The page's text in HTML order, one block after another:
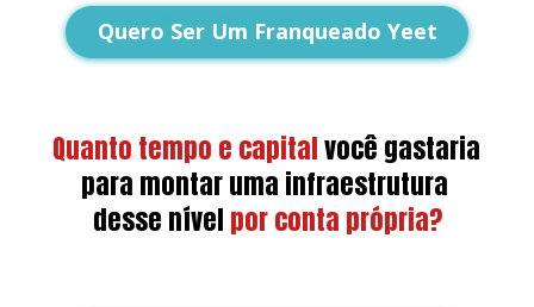
Quero Ser Um Franqueado Yeet
Quanto tempo e capitalvocê gastaria
para montar uma infraestrutura
desse nível por conta própria?